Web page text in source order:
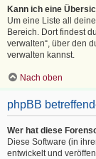
Kann ich eine
Um eine Liste all
Bereich. Dort findest
verwalten“, über den
verwalten kannst.
Nach oben
phpBB
Wer hat diese
Diese Software (in
entwickelt und